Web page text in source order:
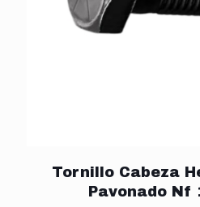
Tornillo Cabeza
Pavonado Nf